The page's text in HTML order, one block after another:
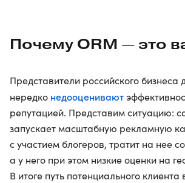
Почему ORM — это
Представители российского бизнеса
нередко недооценивают
репутацией. Представим ситуацию:
запускает масштабную рекламную
с участием блогеров, тратит на нее
а у него при этом низкие оценки на
В итоге путь потенциального клиента